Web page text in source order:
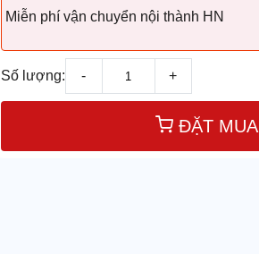
Miễn phí vận chuyển nội thành HN
Số lượng: - +
ĐẶT MUA